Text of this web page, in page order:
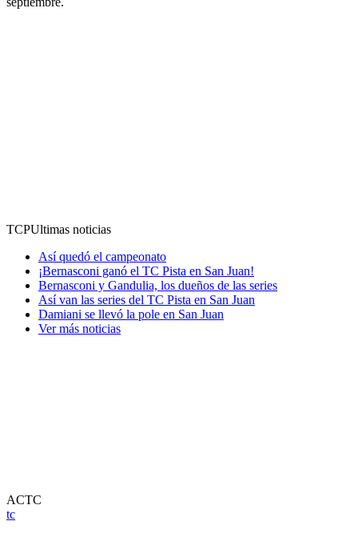
TCPUltimas noticias
Así quedó el campeonato
¡Bernasconi ganó el TC Pista en San Juan!
Bernasconi y Gandulia, los dueños de las series
Así van las series del TC Pista en San Juan
Damiani se llevó la pole en San Juan
Ver más noticias
ACTC
tc